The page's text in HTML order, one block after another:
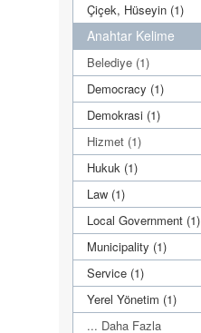
Çiçek, Hüseyin (1)
Anahtar Kelime
Belediye (1)
Democracy (1)
Demokrasi (1)
Hizmet (1)
Hukuk (1)
Law (1)
Local Government (1)
Municipality (1)
Service (1)
Yerel Yönetim (1)
... Daha Fazla